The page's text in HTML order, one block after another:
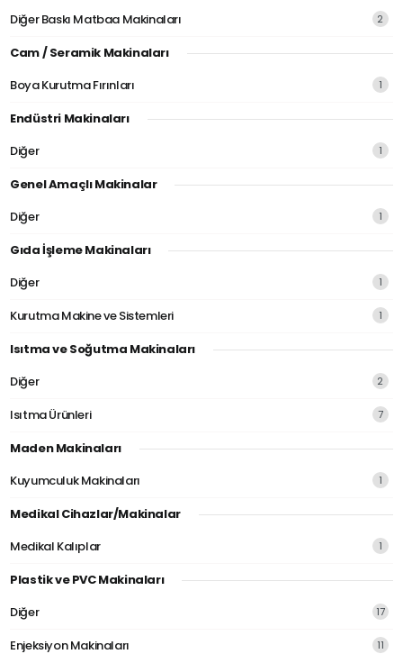
Diğer Baskı Matbaa Makinaları
2
Cam / Seramik Makinaları
Boya Kurutma Fırınları
1
Endüstri Makinaları
Diğer
1
Genel Amaçlı Makinalar
Diğer
1
Gıda İşleme Makinaları
Diğer
1
Kurutma Makine ve Sistemleri 1
Isıtma ve Soğutma Makinaları
Diğer
2
Isıtma Ürünleri 7
Maden Makinaları
Kuyumculuk Makinaları
1
Medikal Cihazlar/Makinalar
Medikal Kalıplar
1
Plastik ve PVC Makinaları
Diğer
17
Enjeksiyon Makinaları 11